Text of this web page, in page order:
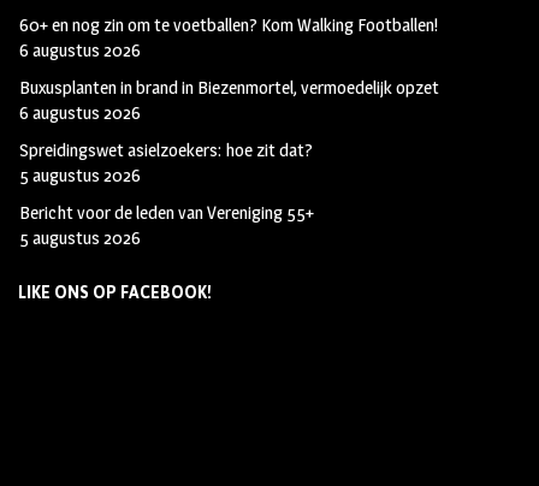
60+ en nog zin om te voetballen? Kom Walking Footballen!
6 augustus 2026
Buxusplanten in brand in Biezenmortel, vermoedelijk opzet
6 augustus 2026
Spreidingswet asielzoekers: hoe zit dat?
5 augustus 2026
Bericht voor de leden van Vereniging 55+
5 augustus 2026
LIKE ONS OP FACEBOOK!